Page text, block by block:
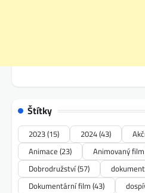
Štítky
2023(15) 2024(43)
Animace (23) Animovaný film
Dobrodružství(57) dokument
Dokumentární film (43)